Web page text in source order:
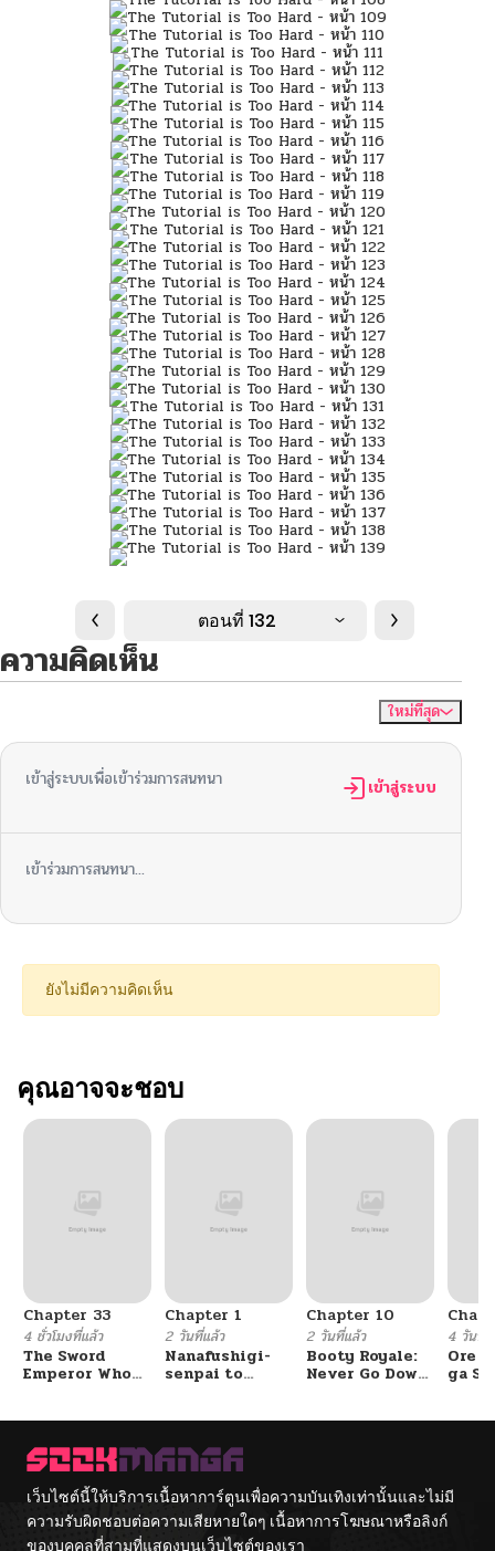
ตอนที่ 132
ความคิดเห็น
ใหม่ที่สุด
เข้าสู่ระบบเพื่อเข้าร่วมการสนทนา เข้าสู่ระบบ
เข้าร่วมการสนทนา...
ยังไม่มีความคิดเห็น
คุณอาจจะชอบ
Chapter 33
4 ชั่วโมงที่แล้ว
The Sword
Emperor Who
จักรพรรดิเทพดาบ
ผงาดเหนือชาติภพ
Chapter 1
2 วันที่แล้ว
Nanafushigi-
senpai to
Chapter 10
2 วันที่แล้ว
Booty Royale:
Never Go Down
4 วันที่
Ore
ga
Tag
เว็บไซต์นี้ให้บริการเนื้อหาการ์ตูนเพื่อความบันเทิงเท่านั้นและไม่มี
ความรับผิดชอบต่อความเสียหายใดๆ เนื้อหาการโฆษณาหรือลิงก์
ของบุคคลที่สามที่แสดงบนเว็บไซต์ของเรา